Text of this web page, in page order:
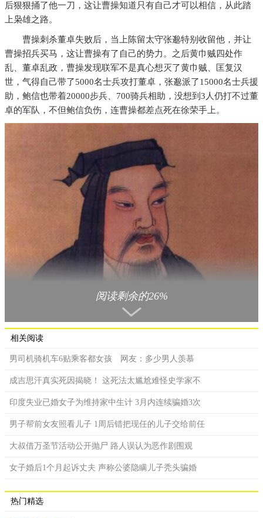
后狠狠捅了他一刀，这让曹操知道只有自己才可以相信，从此踏
上枭雄之路。
曹操刺杀董卓失败后，当上陈留太守张邈特别收留他，并让
曹操招兵买马，这让曹操有了自己的势力。之后黄巾贼四处作
乱、董卓乱政，曹操发现联军不是真心想灭了黄巾贼、匡复汉
世，气得自己带了5000名士兵攻打董卓，张邈派了15000名士兵援
助，鲍信也带着20000步兵、700骑兵相助，没想到3人仍打不过董
卓的军队，不但鲍信负伤，连曹操都差点死在徐荣手上。
又是鲍信和张邈出兵，替曹操讨伐黑山贼和南匈奴，曹操因为这
些功绩，当上东郡太守并获得自己的领地。
几年后，曹操和鲍信一同攻打青州的黄巾军，没想到鲍信为
遗体，只好用木头做雕成鲍信，大哭一场并厚葬。
阅读剩余的26%
相关阅读
男司机骑机车6贴乘客都女孩 网友：多少男人羡慕
成吉思汗真实死因揭晓！ 这死法太尴尬难怪史学家不
印度失业已婚女子为维持家中生计 3月内连续骗婚3次
男子帮前女友照看儿子 1周后错把现任的儿子交给前任
大叔借万圣节活动公开抛尸 路人误认为恶作剧围观
女子婚后1个月起诉丈夫 声称公婆隐瞒儿子秃头骗婚
热门精选